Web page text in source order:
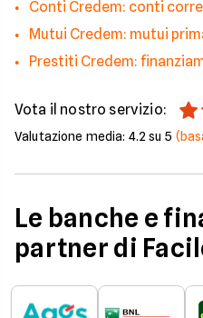
Conti Credem: conti
Mutui Credem: mutui
Prestiti Credem:
Vota il nostro servizio:
Valutazione media: 4.2 su 5
Le banche e
partner di